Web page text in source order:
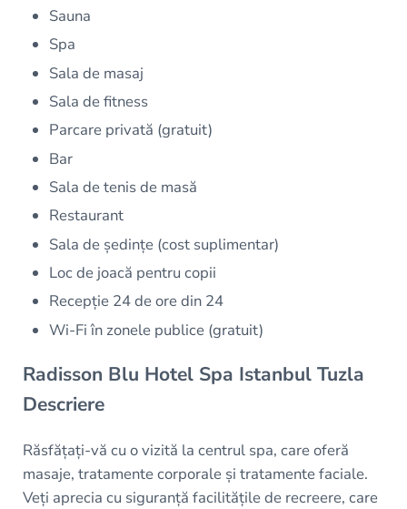
Sauna
Spa
Sala de masaj
Sala de fitness
Parcare privată (gratuit)
Bar
Sala de tenis de masă
Restaurant
Sala de ședințe (cost suplimentar)
Loc de joacă pentru copii
Recepție 24 de ore din 24
Wi-Fi în zonele publice (gratuit)
Radisson Blu Hotel Spa Istanbul Tuzla
Descriere
Răsfățați-vă cu o vizită la centrul spa, care oferă
masaje, tratamente corporale și tratamente faciale.
Veți aprecia cu siguranță facilitățile de recreere, care